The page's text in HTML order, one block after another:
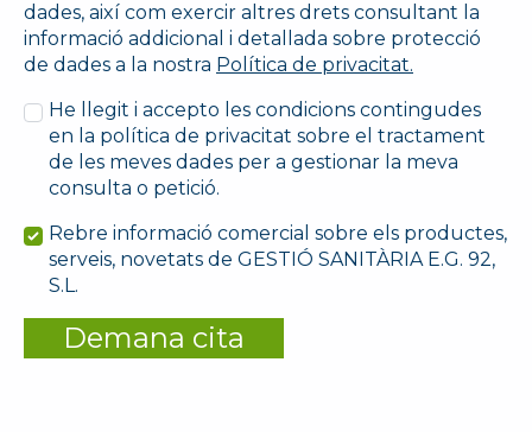
dades, així com exercir altres drets consultant la
informació addicional i detallada sobre protecció
de dades a la nostra Política de privacitat.
He llegit i accepto les condicions contingudes
en la política de privacitat sobre el tractament
de les meves dades per a gestionar la meva
consulta o petició.
Rebre informació comercial sobre els productes,
serveis, novetats de GESTIÓ SANITÀRIA E.G. 92,
S.L.
Demana cita